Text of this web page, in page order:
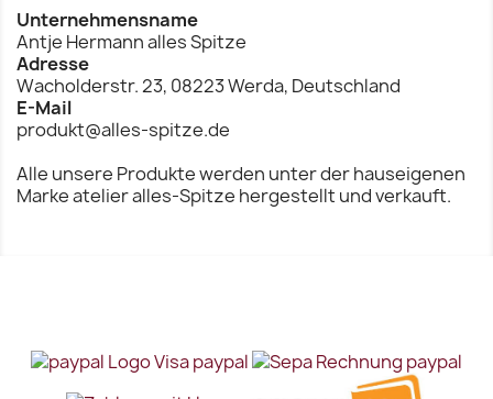
Vorschau
Unternehmensname
Antje Hermann alles Spitze
Adresse
Wacholderstr. 23, 08223 Werda, Deutschland
E-Mail
produkt@alles-spitze.de
Alle unsere Produkte werden unter der hauseigenen
Marke atelier alles-Spitze hergestellt und verkauft.